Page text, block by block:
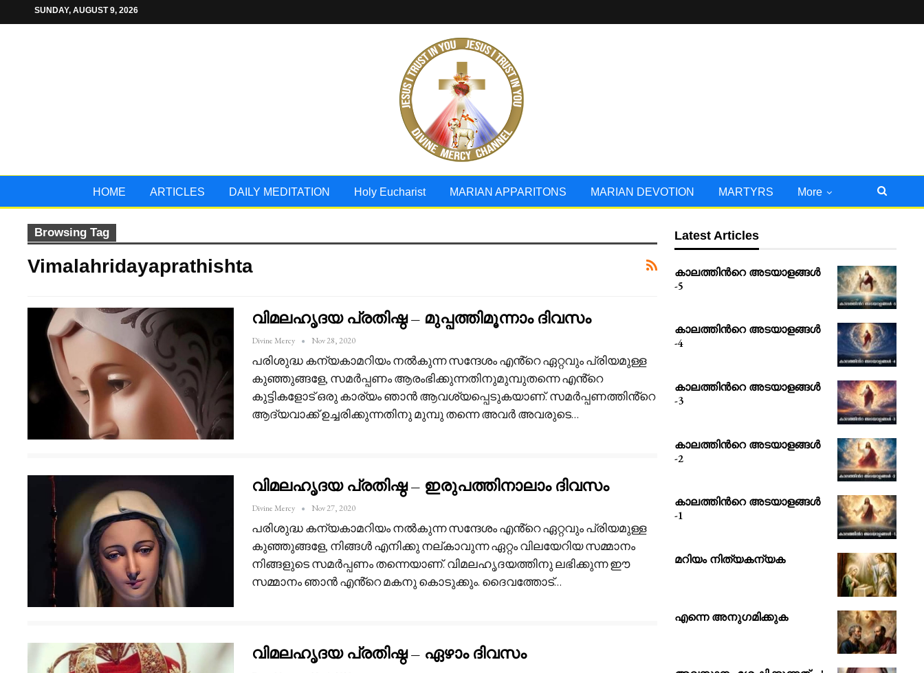
SUNDAY, AUGUST 9, 2026
HOME ARTICLES DAILY MEDITATION Holy Eucharist MARIAN APPARITONS MARIAN DEVOTION MARTYRS More
Browsing Tag
Vimalahridayaprathishta
വിമലഹൃദയ പ്രതിഷ്ഠ – മുപ്പത്തിമൂന്നാം ദിവസം
Divine Mercy Nov 28, 2020
പരിശുദ്ധ കന്യകാമറിയം നൽകുന്ന സന്ദേശംഎൻ്റെ ഏറ്റവും പ്രിയമുള്ള
കുഞ്ഞുങ്ങളേ, സമർപ്പണം ആരംഭിക്കുന്നതിനുമുമ്പുതന്നെ എൻ്റെ
കുട്ടികളോട് ഒരു കാര്യം ഞാൻ ആവശ്യപ്പെടുകയാണ്. സമർപ്പണത്തിൻ്റെ
ആദ്യവാക്ക് ഉച്ചരിക്കുന്നതിനു മുമ്പു തന്നെ അവർ അവരുടെ…
വിമലഹൃദയ പ്രതിഷ്ഠ – ഇരുപത്തിനാലാം ദിവസം
Divine Mercy Nov 27, 2020
പരിശുദ്ധ കന്യകാമറിയം നൽകുന്ന സന്ദേശംഎൻ്റെ ഏറ്റവും പ്രിയമുള്ള
കുഞ്ഞുങ്ങളേ, നിങ്ങൾ എനിക്കു നല്കാവുന്ന ഏറ്റം വിലയേറിയ സമ്മാനം
നിങ്ങളുടെ സമർപ്പണം തന്നെയാണ്. വിമലഹൃദയത്തിനു ലഭിക്കുന്ന ഈ
സമ്മാനം ഞാൻ എൻ്റെ മകനു കൊടുക്കും. ദൈവത്തോട്…
വിമലഹൃദയ പ്രതിഷ്ഠ – ഏഴാം ദിവസം
Latest Articles
കാലത്തിൻറെ അടയാളങ്ങൾ
-5
കാലത്തിൻറെ അടയാളങ്ങൾ
-4
കാലത്തിൻറെ അടയാളങ്ങൾ
-3
കാലത്തിൻറെ അടയാളങ്ങൾ
-2
കാലത്തിൻറെ അടയാളങ്ങൾ
-1
മറിയം നിത്യകന്യക
എന്നെ അനുഗമിക്കുക